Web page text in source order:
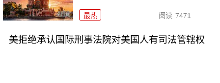
最热 阅读 7471
美拒绝承认国际刑事法院对美国人有司法管辖权